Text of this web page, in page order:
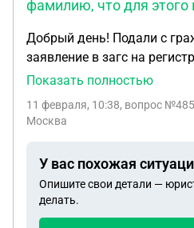
фамилию, что для этого
Добрый день! Подали с
заявление в загс на
есть совместный ребенок
регистрации брака,
Показать полностью
11 февраля, 10:38, вопрос
Москва
У вас похожая
Опишите свои детали —
делать.